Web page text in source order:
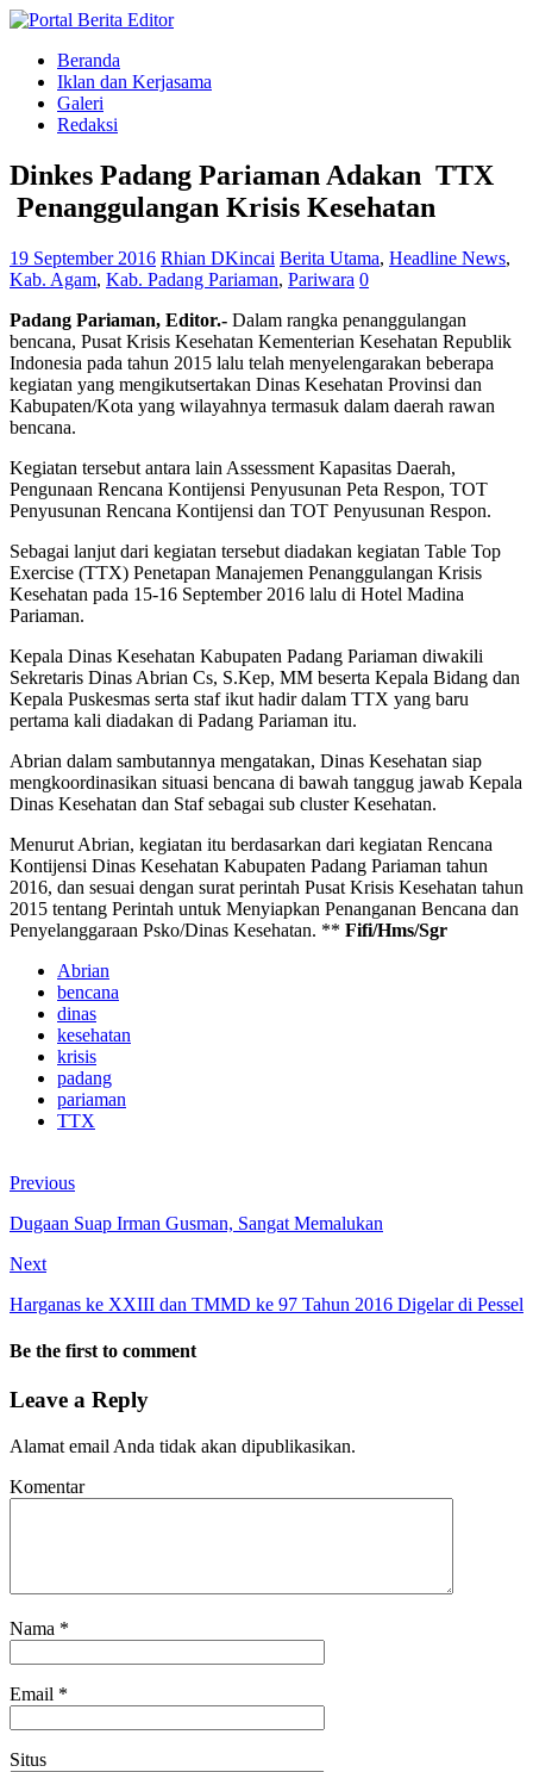
Beranda
Iklan dan Kerjasama
Galeri
Redaksi
Dinkes Padang Pariaman Adakan TTX
Penanggulangan Krisis Kesehatan
19 September 2016 Rhian DKincai Berita Utama, Headline News,
Kab. Agam, Kab. Padang Pariaman, Pariwara 0
Padang Pariaman, Editor.- Dalam rangka penanggulangan
bencana, Pusat Krisis Kesehatan Kementerian Kesehatan Republik
Indonesia pada tahun 2015 lalu telah menyelengarakan beberapa
kegiatan yang mengikutsertakan Dinas Kesehatan Provinsi dan
Kabupaten/Kota yang wilayahnya termasuk dalam daerah rawan
bencana.
Kegiatan tersebut antara lain Assessment Kapasitas Daerah,
Pengunaan Rencana Kontijensi Penyusunan Peta Respon, TOT
Penyusunan Rencana Kontijensi dan TOT Penyusunan Respon.
Sebagai lanjut dari kegiatan tersebut diadakan kegiatan Table Top
Exercise (TTX) Penetapan Manajemen Penanggulangan Krisis
Kesehatan pada 15-16 September 2016 lalu di Hotel Madina
Pariaman.
Kepala Dinas Kesehatan Kabupaten Padang Pariaman diwakili
Sekretaris Dinas Abrian Cs, S.Kep, MM beserta Kepala Bidang dan
Kepala Puskesmas serta staf ikut hadir dalam TTX yang baru
pertama kali diadakan di Padang Pariaman itu.
Abrian dalam sambutannya mengatakan, Dinas Kesehatan siap
mengkoordinasikan situasi bencana di bawah tanggug jawab Kepala
Dinas Kesehatan dan Staf sebagai sub cluster Kesehatan.
Menurut Abrian, kegiatan itu berdasarkan dari kegiatan Rencana
Kontijensi Dinas Kesehatan Kabupaten Padang Pariaman tahun
2016, dan sesuai dengan surat perintah Pusat Krisis Kesehatan tahun
2015 tentang Perintah untuk Menyiapkan Penanganan Bencana dan
Penyelanggaraan Psko/Dinas Kesehatan. ** Fifi/Hms/Sgr
Abrian
bencana
dinas
kesehatan
krisis
padang
pariaman
TTX
Previous
Dugaan Suap Irman Gusman, Sangat Memalukan
Next
Harganas ke XXIII dan TMMD ke 97 Tahun 2016 Digelar di Pessel
Be the first to comment
Leave a Reply
Alamat email Anda tidak akan dipublikasikan.
Komentar
Nama *
Email *
Situs